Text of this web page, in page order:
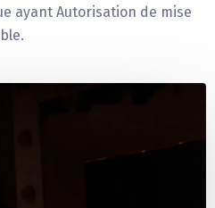
ayant Autorisation de mise